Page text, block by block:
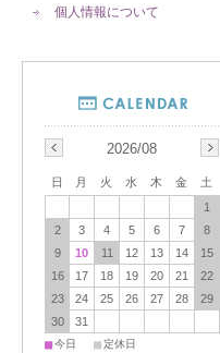
個人情報について
2026/08
日 月 火 水 木 金
土
1
2
3 4 5 6 7
8
9
10 11 12 13 14
15
16
17 18 19 20 21
22
23
24 25 26 27 28
29
30
31
■今日 ■定休日